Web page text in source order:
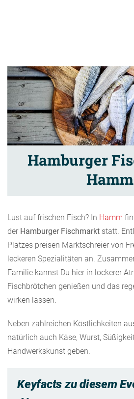
Hamburger
Hamm
Lust auf frischen Fisch? In Hamm
der Hamburger Fischmarkt statt.
Platzes preisen Marktschreier von
leckeren Spezialitäten an.
Familie kannst Du hier in lockerer
Fischbrötchen genießen und das
wirken lassen.
Neben zahlreichen Köstlichkeiten
natürlich auch Käse, Wurst,
Handwerkskunst geben.
Keyfacts zu diesem